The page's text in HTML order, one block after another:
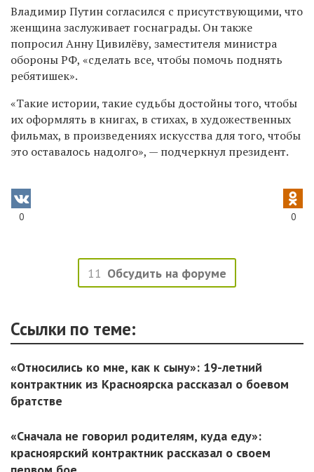
Владимир Путин согласился с присутствующими, что
женщина заслуживает госнаграды. Он также
попросил Анну Цивилёву, заместителя министра
обороны РФ, «сделать все, чтобы помочь поднять
ребятишек».
«Такие истории, такие судьбы достойны того, чтобы
их оформлять в книгах, в стихах, в художественных
фильмах, в произведениях искусства для того, чтобы
это оставалось надолго», — подчеркнул президент.
0 0
11 Обсудить на форуме
Ссылки по теме:
«Относились ко мне, как к сыну»: 19-летний
контрактник из Красноярска рассказал о боевом
братстве
«Сначала не говорил родителям, куда еду»:
красноярский контрактник рассказал о своем